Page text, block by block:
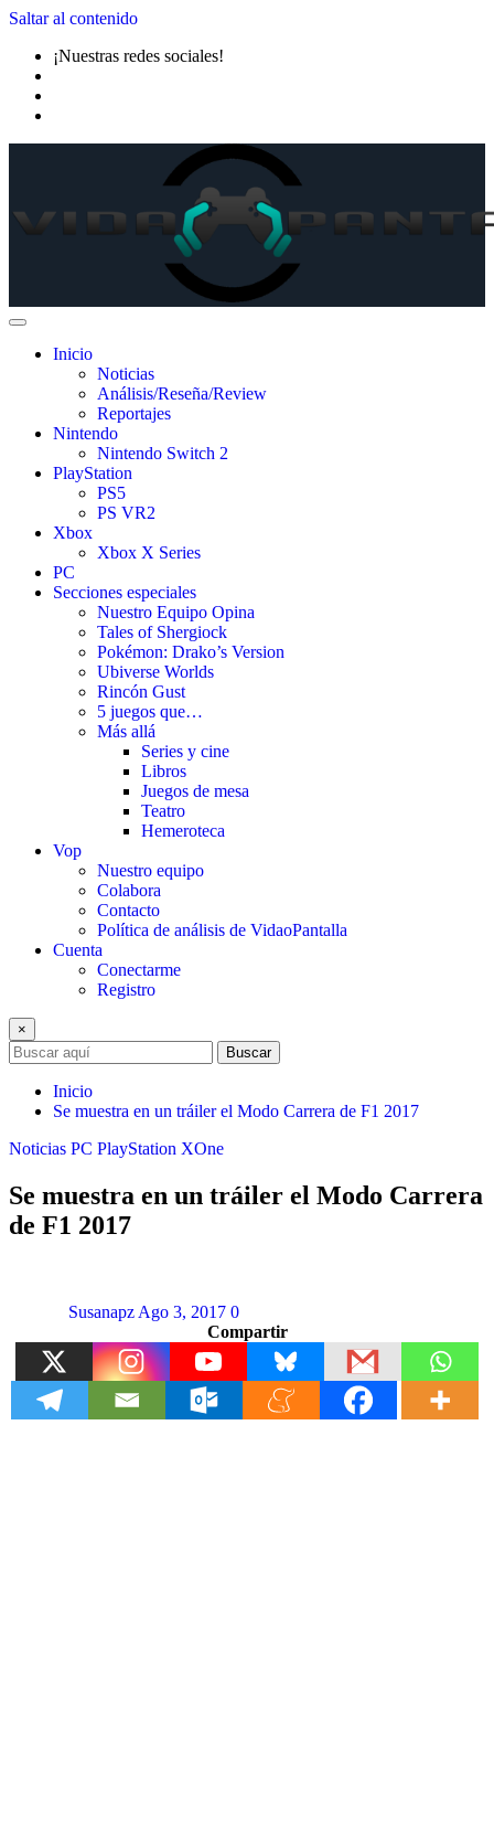
Saltar al contenido
¡Nuestras redes sociales!
Inicio
Noticias
Análisis/Reseña/Review
Reportajes
Nintendo
Nintendo Switch 2
PlayStation
PS5
PS VR2
Xbox
Xbox X Series
PC
Secciones especiales
Nuestro Equipo Opina
Tales of Shergiock
Pokémon: Drako’s Version
Ubiverse Worlds
Rincón Gust
5 juegos que…
Más allá
Series y cine
Libros
Juegos de mesa
Teatro
Hemeroteca
Vop
Nuestro equipo
Colabora
Contacto
Política de análisis de VidaoPantalla
Cuenta
Conectarme
Registro
×
Buscar
Inicio
Se muestra en un tráiler el Modo Carrera de F1 2017
Noticias PC PlayStation XOne
Se muestra en un tráiler el Modo Carrera
de F1 2017
Susanapz Ago 3, 2017 0
Compartir